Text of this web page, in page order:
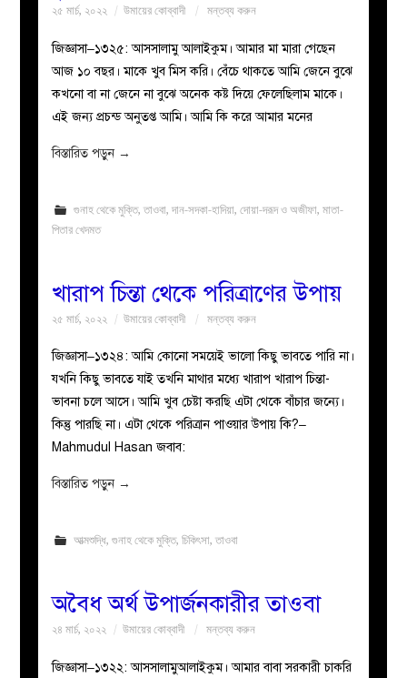
২৫ মার্চ, ২০২২ উমায়ের কোব্বাদী মন্তব্য করুন
জিজ্ঞাসা–১৩২৫: আসসালামু আলাইকুম। আমার মা মারা গেছেন
আজ ১০ বছর। মাকে খুব মিস করি। বেঁচে থাকতে আমি জেনে বুঝে
কখনো বা না জেনে না বুঝে অনেক কষ্ট দিয়ে ফেলেছিলাম মাকে।
এই জন্য প্রচন্ড অনুতপ্ত আমি। আমি কি করে আমার মনের
বিস্তারিত পড়ুন →
গুনাহ থেকে মুক্তি, তাওবা, দান-সদকা-হাদিয়া, দোয়া-দরূদ ও অজীফা, মাতা-
পিতার খেদমত
খারাপ চিন্তা থেকে পরিত্রাণের উপায়
২৫ মার্চ, ২০২২ উমায়ের কোব্বাদী মন্তব্য করুন
জিজ্ঞাসা–১৩২৪: আমি কোনো সময়েই ভালো কিছু ভাবতে পারি না।
যখনি কিছু ভাবতে যাই তখনি মাথার মধ্যে খারাপ খারাপ চিন্তা-
ভাবনা চলে আসে। আমি খুব চেষ্টা করছি এটা থেকে বাঁচার জন্যে।
কিন্তু পারছি না। এটা থেকে পরিত্রান পাওয়ার উপায় কি?–
Mahmudul Hasan জবাব:
বিস্তারিত পড়ুন →
আত্মশুদ্ধি, গুনাহ থেকে মুক্তি, চিকিৎসা, তাওবা
অবৈধ অর্থ উপার্জনকারীর তাওবা
২৪ মার্চ, ২০২২ উমায়ের কোব্বাদী মন্তব্য করুন
জিজ্ঞাসা–১৩২২: আসসালামুআলাইকুম। আমার বাবা সরকারী চাকরি